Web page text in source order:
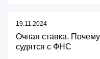
19.11.2024
Очная ставка.
судятся с ФНС